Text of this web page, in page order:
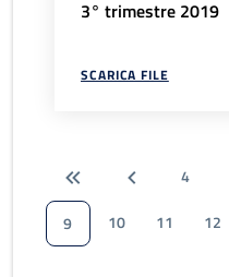
3° trimestre 2019
SCARICA FILE
4
9
10 11 12